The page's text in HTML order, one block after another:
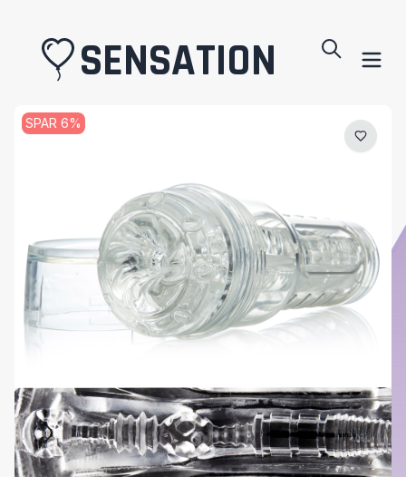
SENSATION
SPAR 6%